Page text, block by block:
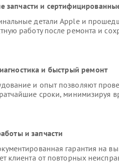
запчасти и
детали Apple и
работу после ремонта и
и быстрый ремонт
и опыт позволяют
сроки, минимизируя
и запчасти
гарантия на
клиента от повторных